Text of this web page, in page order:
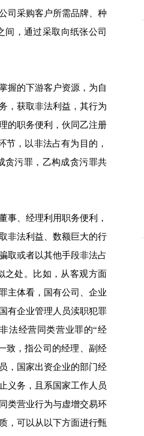
司采购客户所需品牌、种
，通过采取向纸张公司
的下游客户资源，为自
，获取非法利益，其行为
的职务便利，伙同乙注册
节，以非法占有为目的，
贪污罪，乙构成贪污罪共
、经理利用职务便利，
非法利益、数额巨大的行
取或者以其他手段非法占
之处。比如，从客观方面
主体看，国有公司、企业
有企业管理人员渎职犯罪
法经营同类营业罪的“经
致，指公司的经理、副经
，国家出资企业的部门经
义务，且系国家工作人员
类营业行为与虚增交易环
，可以从以下方面进行甄